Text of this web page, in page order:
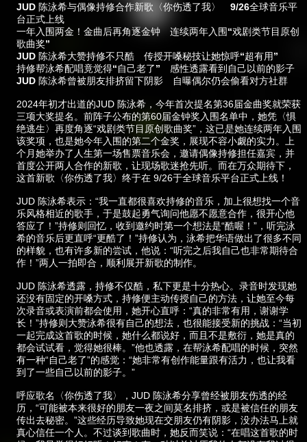
JUD 陈泳希与偶像持修合作新歌〈你伤透了我〉 9/26全球音乐平
台正式上线
一年入围两金！金曲后再角逐金钟 连续两年入围“戏剧类节目原创
歌曲奖”
JUD 陈泳希大赞持修不只酷 传授开嗓秘技让她惊呼“超有用”
持修帮泳希配唱竟觉得“自己老了” 感性透露看到自己以前的影子
JUD 陈泳希曾被朋友排挤留下阴影 自曝偶尔仍会偷看对方社群
2024年初才出道的JUD 陈泳希，今年首次提名第36届金曲奖就荣获
三项大奖提名。前阵子公布的第60届金钟奖入围名单中，她凭〈惧
绝逃生〉再度角逐“戏剧类节目原创歌曲奖”，这已是她连续两年入围
该奖项，也是她今年入围的第二个金奖，展现不容小觑的实力。上
个月她举办了人生第一场售票音乐会，邀请偶像持修担任嘉宾，并
首度公开两人合作的新歌，让现场歌迷抢先听。而在万众期待下，
这首新歌〈你伤透了我〉终于在 9/26于全球音乐平台正式上线！
JUD 陈泳希表示：“我一直都很喜欢持修的音乐，加上很想找一个音
乐风格相近的歌手，于是鼓起勇气询问他愿不愿意合作，很开心他
答应了！”持修则回忆，收到邀约时第一个想法是“酷喔！”，听完泳
希的音乐后更直呼“更酷了！”持修认为，泳希把华语做出了很多不同
的样貌，也有许多新的尝试，他说：“听完之后我自己也非常期待合
作！”两人一拍即合，顺利展开新歌的制作。
JUD 陈泳希透露，持修不仅酷，私下更是十分热心。录音时发现她
还没有固定的开嗓方式，持修便主动传授自己的方法，让她至今每
次录音或表演前都会使用，她开心直呼：“真的非常有用，谢谢学
长！”持修则大赞泳希很有自己的想法，也很能接受新的挑战：“当初
一起完成这首歌的时候，她什么都说好，而且不是敷衍，她是真的
都会试试看，觉得她很棒。”他也透露，在帮泳希配唱的时候，突然
有一种“自己老了”的感觉：“她非常有创作能量跟有活力，也让我看
到了一些自己以前的影子。”
呼应歌名〈你伤透了我〉，JUD 陈泳希分享曾经被朋友伤透的经
历，“可能被本来很好的朋友一夜之间莫名排挤，或是被信任的朋友
传出去秘密。”这些经历导致她现在交朋友仍有阴影，没办法马上就
真心信任一个人。不过谈到歌曲时，她反而笑说：“在唱这首歌的时